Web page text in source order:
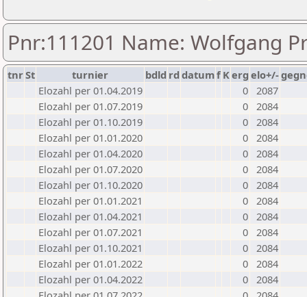
Pnr:111201 Name: Wolfgang
tnrSt turnier bdld rd datumf Kerg elo+/-
Elozahl per 01.04.2019
0 2087
Elozahl per 01.07.2019
0 2084
Elozahl per 01.10.2019
0 2084
Elozahl per 01.01.2020
0 2084
Elozahl per 01.04.2020
0 2084
Elozahl per 01.07.2020
0 2084
Elozahl per 01.10.2020
0 2084
Elozahl per 01.01.2021
0 2084
Elozahl per 01.04.2021
0 2084
Elozahl per 01.07.2021
0 2084
Elozahl per 01.10.2021
0 2084
Elozahl per 01.01.2022
0 2084
Elozahl per 01.04.2022
0 2084